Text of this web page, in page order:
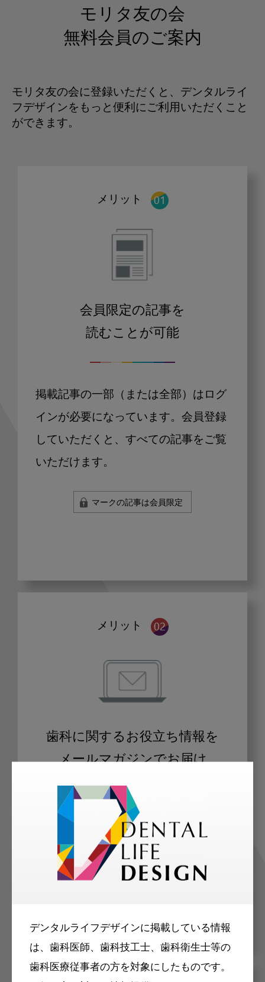
デンタルライフデザインに掲載している情報
は、歯科医師、歯科技工士、歯科衛生士等の
歯科医療従事者の方を対象にしたものです。
モリタ友の会
無料会員のご案内
モリタ友の会に登録いただくと、デンタルライ
フデザインをもっと便利にご利用いただくこと
ができます。
メリット
会員限定の記事を
読むことが可能
掲載記事の一部（または全部）はログ
インが必要になっています。会員登録
していただくと、すべての記事をご覧
いただけます。
マークの記事は会員限定
メリット
歯科に関するお役立ち情報を
メールマガジンでお届け
ご登録いただいた職種（歯科医師、歯
科衛生士、歯科技工士）に合わせた内
容のメールマガジンをお届けします。